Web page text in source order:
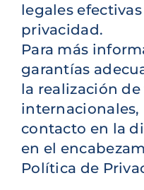
legales
privacidad.
Para más
garantías
la realización
internacionales,
contacto en la
en el
Política de